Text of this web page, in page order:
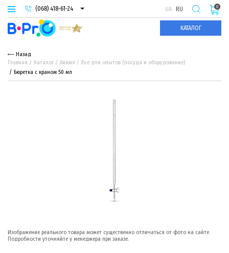
(068) 418-61-24
(093) 974-66-94
(095) 987-29-55
UA RU
КАТАЛОГ
0
Назад
Главная
Каталог Химия
Все для опытов (посуда и оборудование)
Бюретка с краном 50 мл
Изображение реального товара может существенно отличаться от фото на сайте.
Подробности уточняйте у менеджера при заказе.